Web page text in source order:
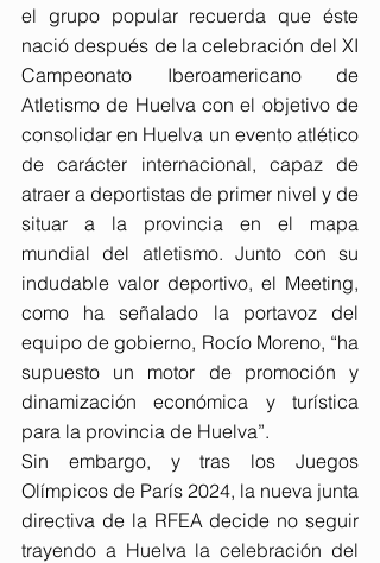
el grupo popular recuerda que éste
nació después de la celebración del XI
Campeonato Iberoamericano de
Atletismo de Huelva con el objetivo de
consolidar en Huelva un evento atlético
de carácter internacional, capaz de
atraer a deportistas de primer nivel y de
situar a la provincia en el mapa
mundial del atletismo. Junto con su
indudable valor deportivo, el Meeting,
como ha señalado la portavoz del
equipo de gobierno, Rocío Moreno, “ha
supuesto un motor de promoción y
dinamización económica y turística
para la provincia de Huelva”.
Sin embargo, y tras los Juegos
Olímpicos de París 2024, la nueva junta
directiva de la RFEA decide no seguir
trayendo a Huelva la celebración del